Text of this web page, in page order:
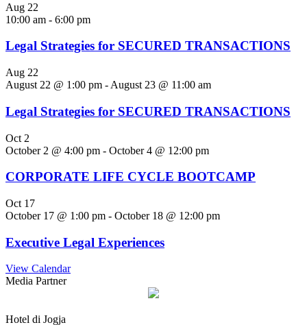
Aug 22
10:00 am - 6:00 pm
Legal Strategies for SECURED TRANSACTIONS
Aug 22
August 22 @ 1:00 pm - August 23 @ 11:00 am
Legal Strategies for SECURED TRANSACTIONS
Oct 2
October 2 @ 4:00 pm - October 4 @ 12:00 pm
CORPORATE LIFE CYCLE BOOTCAMP
Oct 17
October 17 @ 1:00 pm - October 18 @ 12:00 pm
Executive Legal Experiences
View Calendar
Media Partner
Hotel di Jogja